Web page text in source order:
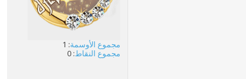
مجموع الأوسمة: 1
مجموع النقاط: 0